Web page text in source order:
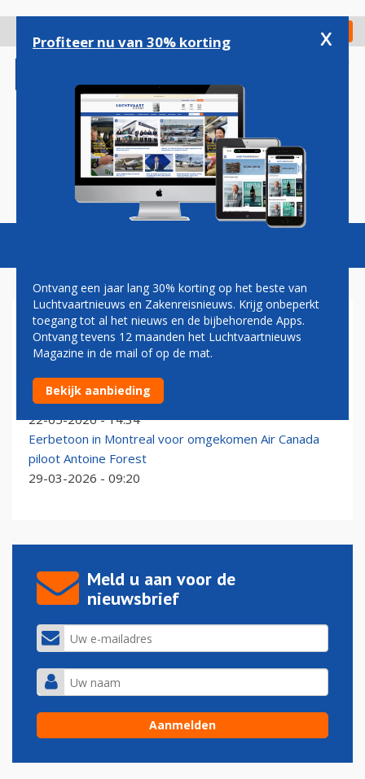
gaan
Check in
Magazine Podcasts Vacatures
CRJ-900
Lufthansa parkeert vliegtuigen opgeheven CityLine
ook vlak over de grens
22-05-2026 - 14:34
Eerbetoon in Montreal voor omgekomen Air Canada
piloot Antoine Forest
29-03-2026 - 09:20
Meld u aan voor de
nieuwsbrief
Profiteer nu van 30% korting x
Ontvang een jaar lang 30% korting op het beste van
Luchtvaartnieuws en Zakenreisnieuws. Krijg onbeperkt
toegang tot al het nieuws en de bijbehorende Apps.
Ontvang tevens 12 maanden het Luchtvaartnieuws
Magazine in de mail of op de mat.
Bekijk aanbieding